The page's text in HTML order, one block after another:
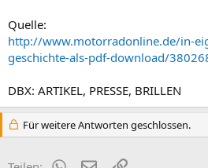
Quelle:
http://www.motorradonline.de/in-
geschichte-als-pdf-download/
DBX: ARTIKEL, PRESSE, BRILLEN
Für weitere Antworten geschlossen.
WhatsApp
E-MailLink